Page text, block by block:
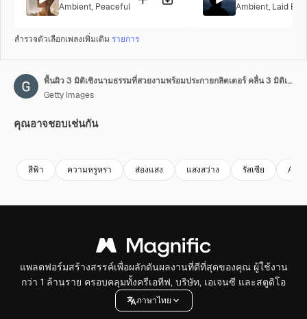
Ambient, Peaceful Ambient, Laid
สำรวจตัวเลือกเพลงเพิ่มเติม รายการ
พื้นผิว 3 มิติเชิงนามธรรมที่สวยงามพร้อมประกายกลิตเตอร์ คลื่น 3 มิติเชิงนามธรรมเคลื่อนที่บนพื้นผิวแบบวนซ้ำ การไล่ระดับสีน้ำเงิน วัสดุเนื้อแมตต์นุ่มนวลพร้อมแสงเรืองรองภายใน แอนิเมชัน 4k ที่ราบรื่น
Getty Images
คุณอาจชอบเช่นกัน
สีฟ้า ความหรูหรา ส่องแสง แสงสว่าง รัสเซีย
แพลตฟอร์มสร้างสรรค์เพื่อผลักดันผลงานที่ดีที่สุดของคุณ ผู้ใช้งาน
กว่า 1 ล้านราย ครอบคลุมทั้งครีเอทีฟ, บริษัท, เอเจนซี และสตูดิโอ
ภาษาไทย